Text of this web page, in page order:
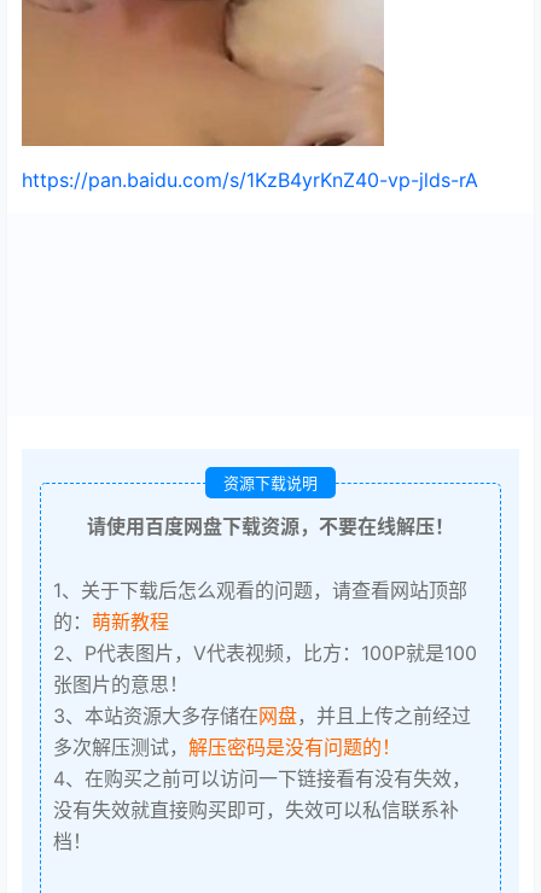
https://pan.baidu.com/s/1KzB4yrKnZ40-vp-jlds-rA
资源下载说明
请使用百度网盘下载资源，不要在线解压！
1、关于下载后怎么观看的问题，请查看网站顶部
的： 萌新教程
2、P代表图片，V代表视频，比方：100P就是100
张图片的意思！
3、本站资源大多存储在网盘，并且上传之前经过
多次解压测试， 解压密码是没有问题的！
4、在购买之前可以访问一下链接看有没有失效，
没有失效就直接购买即可，失效可以私信联系补
档！